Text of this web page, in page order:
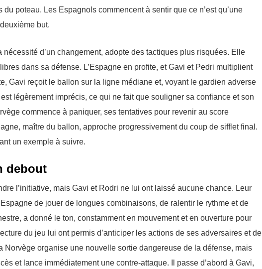
poteau. Les Espagnols commencent à sentir que ce n’est qu’une
but.
d’un changement, adopte des tactiques plus risquées. Elle
dans sa défense. L’Espagne en profite, et Gavi et Pedri multiplient
Gavi reçoit le ballon sur la ligne médiane et, voyant le gardien adverse
légèrement imprécis, ce qui ne fait que souligner sa confiance et son
commence à paniquer, ses tentatives pour revenir au score
maître du ballon, approche progressivement du coup de sifflet final.
un exemple à suivre.
debout
l’initiative, mais Gavi et Rodri ne lui ont laissé aucune chance. Leur
de jouer de longues combinaisons, de ralentir le rythme et de
a donné le ton, constamment en mouvement et en ouverture pour
du jeu lui ont permis d’anticiper les actions de ses adversaires et de
Norvège organise une nouvelle sortie dangereuse de la défense, mais
et lance immédiatement une contre-attaque. Il passe d’abord à Gavi,